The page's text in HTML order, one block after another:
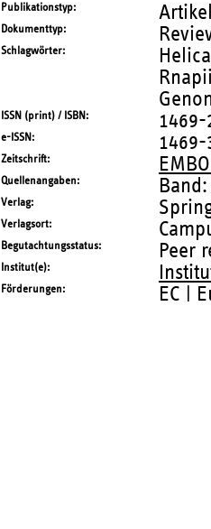
Publikationstyp
Dokumenttyp
Schlagwörter
ISSN (print) / ISBN 1469-
e-ISSN 1469-
Zeitschrift
Quellenangaben
Verlag
Verlagsort
Begutachtungsstatus Peer
Institut(e)
Förderungen EC |